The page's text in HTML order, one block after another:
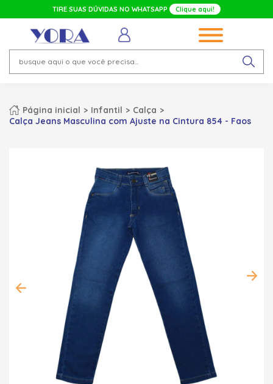
TIRE SUAS DÚVIDAS NO WHATSAPP Clique aqui!
Página inicial Infantil
Calça
Calça Jeans Masculina com Ajuste na Cintura 854 - Faos